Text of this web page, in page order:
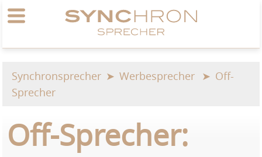
Synchronsprecher Werbesprecher
Off-
Sprecher
Off-Sprecher: